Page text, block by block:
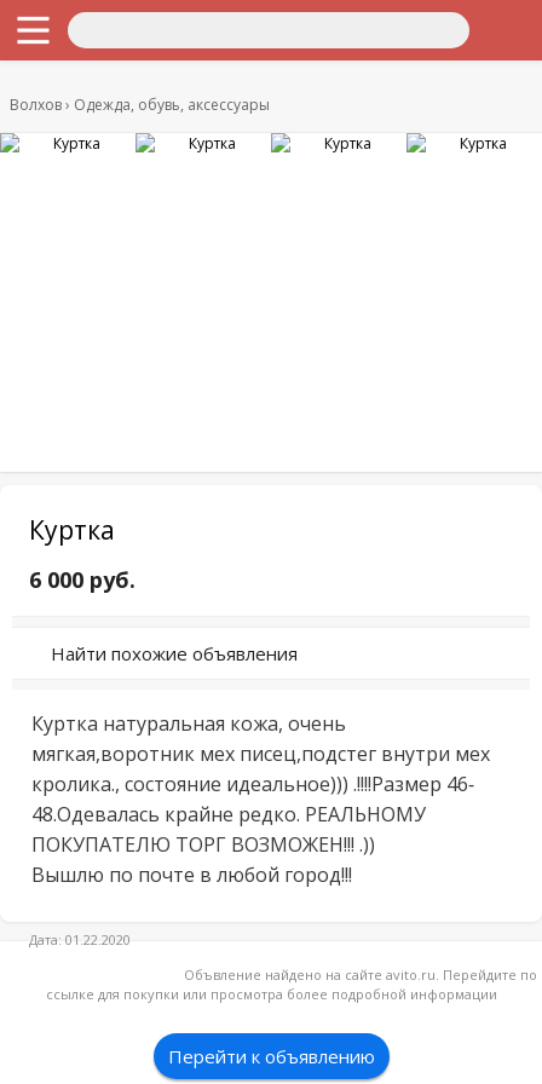
Волхов Одежда, обувь, аксессуары
Куртка
6 000 руб.
Найти похожие объявления
Куртка натуральная кожа, очень
мягкая,воротник мех писец,подстег внутри мех
кролика., состояние идеальное))) .!!!!Размер 46-
48.Одевалась крайне редко. РЕАЛЬНОМУ
ПОКУПАТЕЛЮ ТОРГ ВОЗМОЖЕН!!! .))
Вышлю по почте в любой город!!!
Дата: 01.22.2020
Объвление найдено на сайте avito.ru. Перейдите по
ссылке для покупки или просмотра более подробной информации
Перейти к объявлению